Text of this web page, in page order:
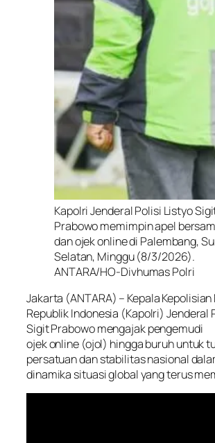
Kapolri Jenderal Polisi Listyo
Prabowo memimpin apel
dan ojek online di Palembang,
Selatan, Minggu (8/3/2026).
ANTARA/HO-Divhumas Polri
Jakarta (ANTARA) – Kepala
Republik Indonesia (Kapolri) Jenderal
Sigit Prabowo mengajak pengemudi
ojekonline(ojol) hingga buruh untuk
persatuan dan stabilitas nasional
dinamika situasi global yang terus